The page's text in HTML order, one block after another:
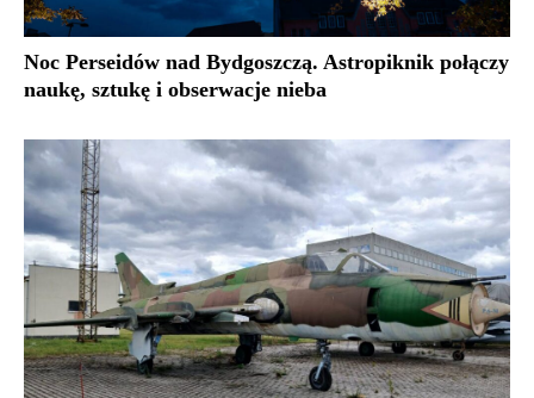
Noc Perseidów nad Bydgoszczą. Astropiknik połączy
naukę, sztukę i obserwacje nieba